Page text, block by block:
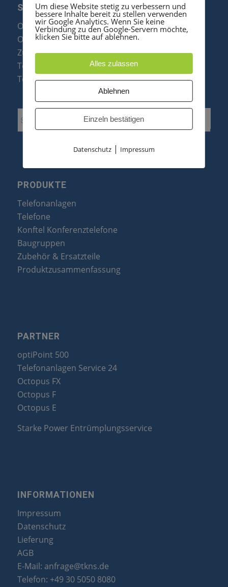
SERVICE
Optipoint Display Reparatur
Octophon F Display Reparatur
Zubehör & Ersatzteile
Telefonanlagen Optimierung
Telefonanlagen Erweiterung
PRODUKTE
Telefonanlagen
Telefone
Konftel Konferenztelefone
Baugruppen
Zubehör & Ersatzteile
Produktzusammenfassung
PARTNER
optiPoint 500
Telefonanlagen Service 24
Octopus FX
Octopus F
Octopus E
Starke Power Entrümplungsservice
INFORMATIONEN
Impressum
Datenschutz
Lieferung
AGB
E-Mail: anfrage@tkns.de
Telefon: +49 30 5050 8080
Um diese Website stetig zu verbessern und
bessere Inhalte bereit zu stellen verwenden
wir Google Analytics. Wenn Sie keine
Verbindung zu den Google-Servern möchte,
klicken Sie bitte auf ablehnen.
Alles zulassen
Ablehnen
Einzeln bestätigen
Datenschutz| Impressum